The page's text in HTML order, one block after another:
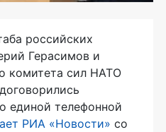
российских
Герасимов и
комитета сил НАТО
единой телефонной
РИА «Новости» со